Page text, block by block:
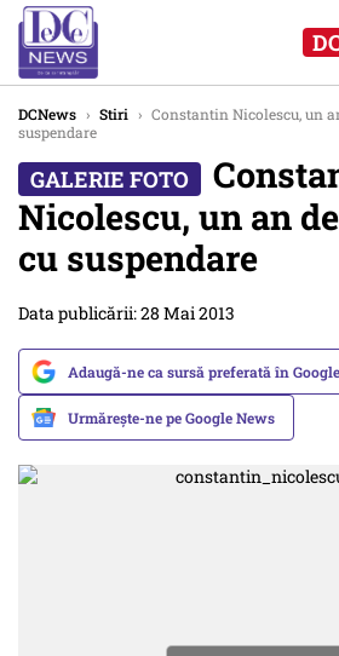
DCNews › Stiri › Constantin Nicolescu, un
suspendare
Nicolescu, un an
cu suspendare
Data publicării: 28 Mai 2013
Adaugă-ne ca sursă preferată în Google
Urmărește-ne pe Google News